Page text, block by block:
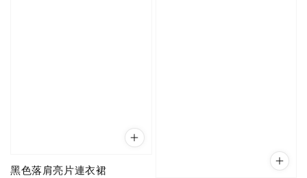
黑色落肩亮片連衣裙